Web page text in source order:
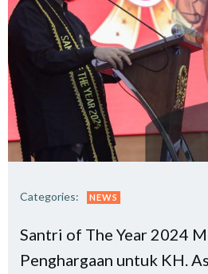
Categories: NEWS
Santri of The Year 2024
Penghargaan untuk KH.